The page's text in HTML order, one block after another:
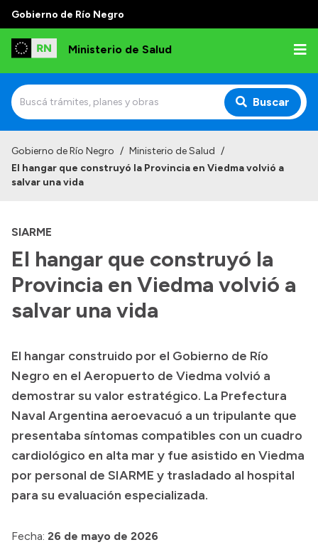
Gobierno de Río Negro
Ministerio de Salud
Buscar
Institucional
Autoridades
Consejos locales
Transparencia
Boletín Oficial
Compras y licitaciones
Consulta de expedientes
Consulta de pago a proveedores
Convocatorias
Intranet
Gobierno de Río Negro / Ministerio de Salud /
El hangar que construyó la Provincia en Viedma volvió a
salvar una vida
SIARME
El hangar que construyó la
Provincia en Viedma volvió a
salvar una vida
El hangar construido por el Gobierno de Río
Negro en el Aeropuerto de Viedma volvió a
demostrar su valor estratégico. La Prefectura
Naval Argentina aeroevacuó a un tripulante que
presentaba síntomas compatibles con un cuadro
cardiológico en alta mar y fue asistido en Viedma
por personal de SIARME y trasladado al hospital
para su evaluación especializada.
Fecha: 26 de mayo de 2026